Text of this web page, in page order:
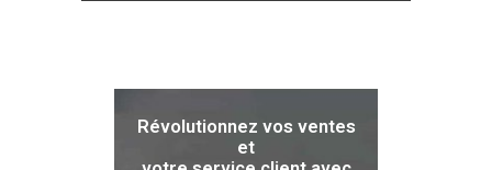
Révolutionnez vos ventes
et